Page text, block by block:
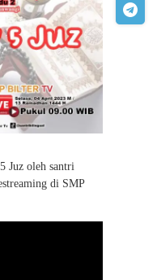
Juz oleh santri
di SMP